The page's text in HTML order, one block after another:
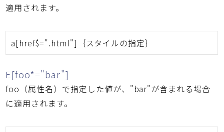
適用されます。
a[href$=".html"]｛スタイルの指定｝
E[foo*="bar"]
foo（属性名）で指定した値が、"bar"が含まれる場合
に適用されます。